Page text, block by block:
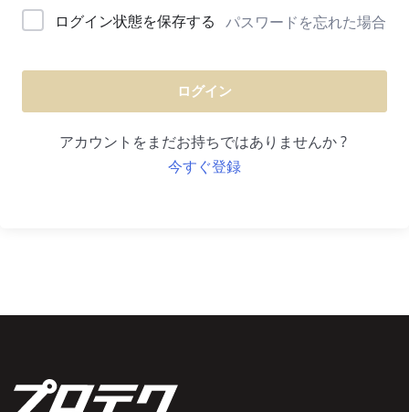
ログイン状態を保存する パスワードを忘れた場合
ログイン
アカウントをまだお持ちではありませんか ?
今すぐ登録